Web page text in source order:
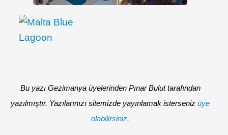
Bu yazı Gezimanya üyelerinden Pınar Bulut tarafından
yazılmıştır. Yazılarınızı sitemizde yayınlamak isterseniz üye
olabilirsiniz.